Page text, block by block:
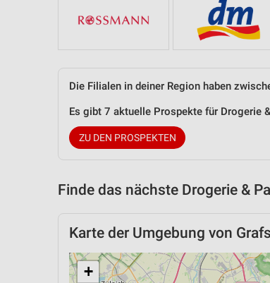
Die Filialen in deiner Region haben
Es gibt 7 aktuelle Prospekte für Drogerie
ZU DEN PROSPEKTEN
Finde das nächste Drogerie &
Karte der Umgebung von
+